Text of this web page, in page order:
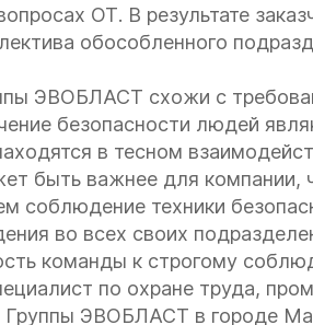
ОТ. В результате
обособленного
ЭВОБЛАСТ схожи с
безопасности людей
в тесном
быть важнее для компании,
соблюдение техники
во всех своих
команды к строгому
по охране труда,
ЭВОБЛАСТ в городе